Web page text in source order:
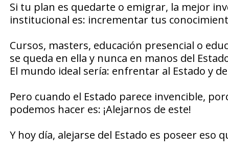
Si tu plan es quedarte o emigrar, la mejor
institucional es: incrementar tus
Cursos, masters, educación presencial o
se queda en ella y nunca en manos del
El mundo ideal sería: enfrentar al Estado y
Pero cuando el Estado parece invencible,
podemos hacer es: ¡Alejarnos de este!
Y hoy día, alejarse del Estado es poseer eso